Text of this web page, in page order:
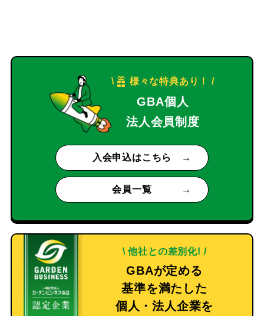
\ 様々な特典あり！ /
GBA個人
法人会員制度
入会申込はこちら
会員一覧
\ 他社との差別化! /
GBAが定める
基準を満たした
個人・法人企業を